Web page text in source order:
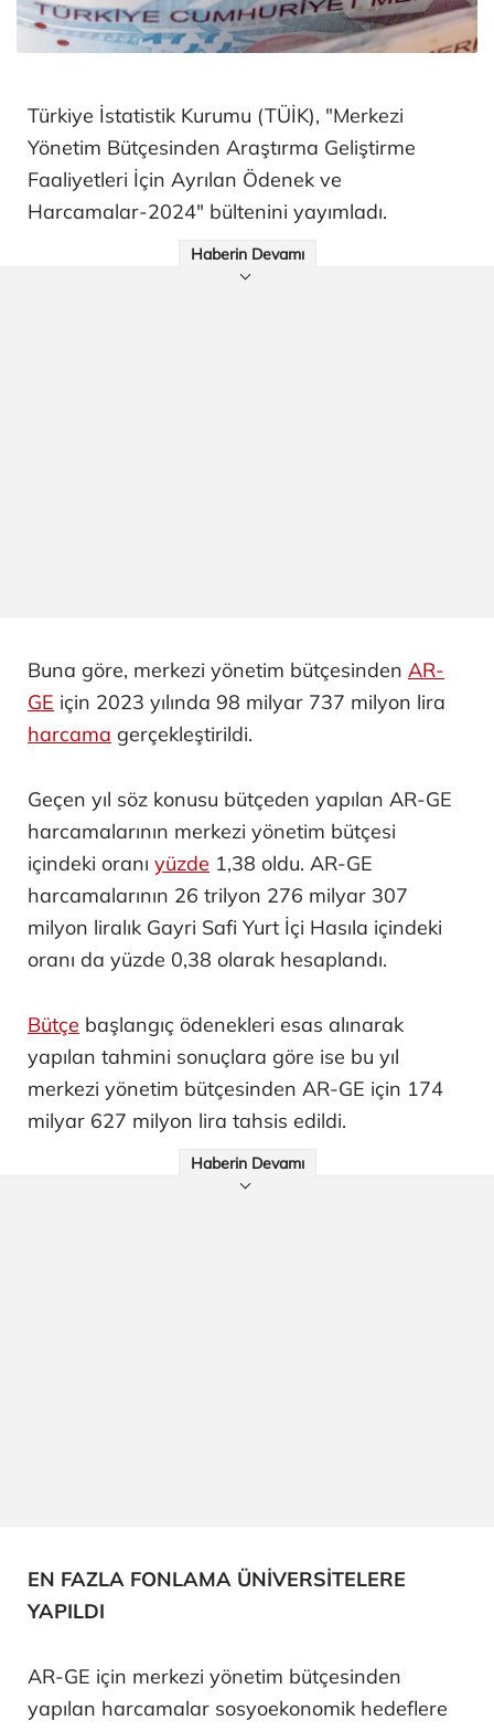
Türkiye İstatistik Kurumu (TÜİK), "Merkezi
Yönetim Bütçesinden Araştırma Geliştirme
Faaliyetleri İçin Ayrılan Ödenek ve
Harcamalar-2024" bültenini yayımladı.
Haberin Devamı
Buna göre, merkezi yönetim bütçesinden AR-
GE için 2023 yılında 98 milyar 737 milyon lira
harcama gerçekleştirildi.
Geçen yıl söz konusu bütçeden yapılan AR-GE
harcamalarının merkezi yönetim bütçesi
içindeki oranı yüzde 1,38 oldu. AR-GE
harcamalarının 26 trilyon 276 milyar 307
milyon liralık Gayri Safi Yurt İçi Hasıla içindeki
oranı da yüzde 0,38 olarak hesaplandı.
Bütçe başlangıç ödenekleri esas alınarak
yapılan tahmini sonuçlara göre ise bu yıl
merkezi yönetim bütçesinden AR-GE için 174
milyar 627 milyon lira tahsis edildi.
Haberin Devamı
EN FAZLA FONLAMA ÜNİVERSİTELERE
YAPILDI
AR-GE için merkezi yönetim bütçesinden
yapılan harcamalar sosyoekonomik hedeflere